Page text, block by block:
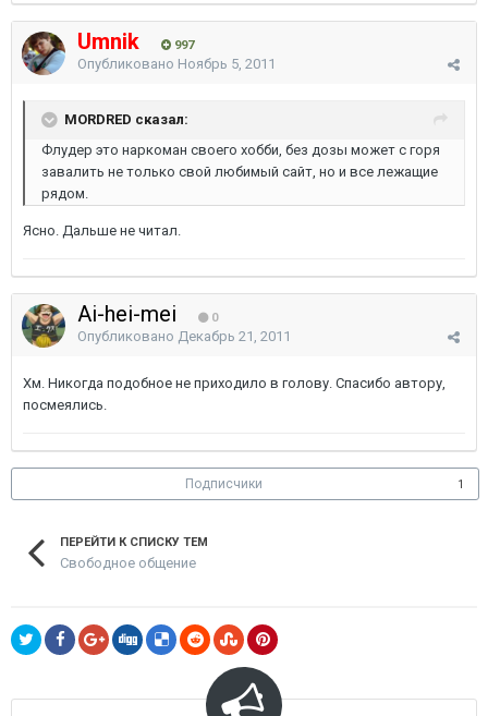
Umnik 997
Опубликовано Ноябрь 5, 2011
MORDRED сказал:
Флудер это наркоман своего хобби, без дозы может с горя
завалить не только свой любимый сайт, но и все лежащие
рядом.
Ясно. Дальше не читал.
Ai-hei-mei 0
Опубликовано Декабрь 21, 2011
Хм. Никогда подобное не приходило в голову. Спасибо автору,
посмеялись.
Подписчики 1
ПЕРЕЙТИ К СПИСКУ ТЕМ
Свободное общение